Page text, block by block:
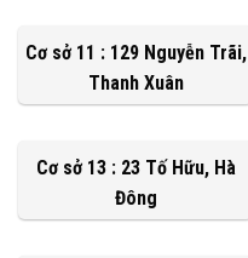
Cơ sở 11 : 129 Nguyễn Trãi,
Thanh Xuân
Cơ sở 13 : 23 Tố Hữu, Hà
Đông